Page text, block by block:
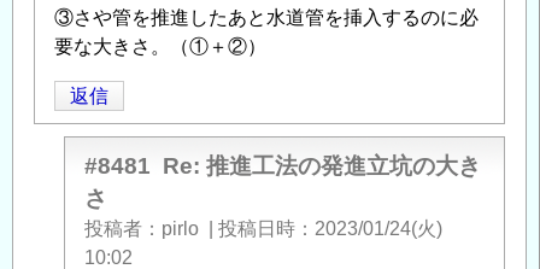
③さや管を推進したあと水道管を挿入するのに必
要な大きさ。（①＋②）
返信
#8481 Re: 推進工法の発進立坑の大き
さ
投稿者 pirlo 投稿日時
2023/01/24(火)
10:02